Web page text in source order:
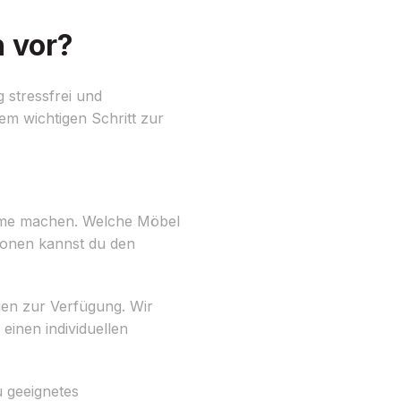
vor?
stressfrei und
wichtigen Schritt zur
machen. Welche Möbel
kannst du den
zur Verfügung. Wir
individuellen